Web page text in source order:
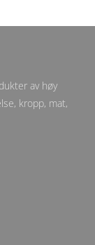
av høy
kropp, mat,